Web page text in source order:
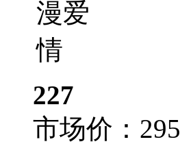
227
市场价： 295